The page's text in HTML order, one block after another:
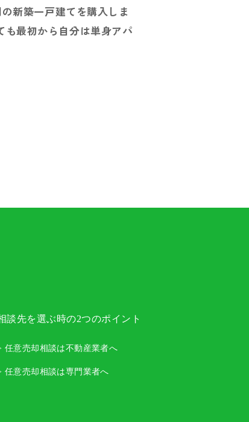
新築一戸建てを購入しま
も最初から自分は単身アパ
談先を選ぶ時の2つのポイント
任意売却相談は不動産業者へ
任意売却相談は専門業者へ